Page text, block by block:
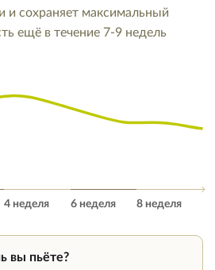
и сохраняет максимальный
ещё в течение 7-9 недель
4 неделя 6 неделя 8 неделя
вы пьёте?